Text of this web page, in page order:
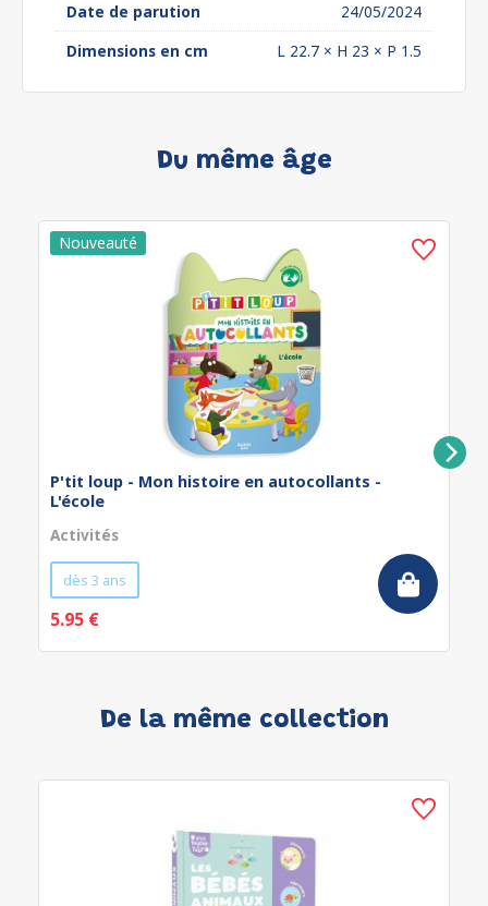
Date de parution
24/05/2024
Dimensions en cm
L 22.7 × H 23 × P 1.5
Du même âge
P'tit loup - Mon histoire en autocollants -
L'école
Activités
dès 3 ans
5.95 €
De la même collection